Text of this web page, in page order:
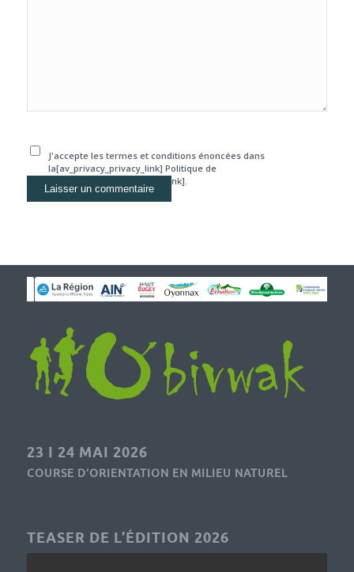
J'accepte les termes et conditions énoncées dans
la[av_privacy_privacy_link] Politique de
confidentialité[/av_privacy_link].
23 I 24 MAI 2026
COURSE D’ORIENTATION EN MILIEU NATUREL
TEASER DE L’ÉDITION 2026